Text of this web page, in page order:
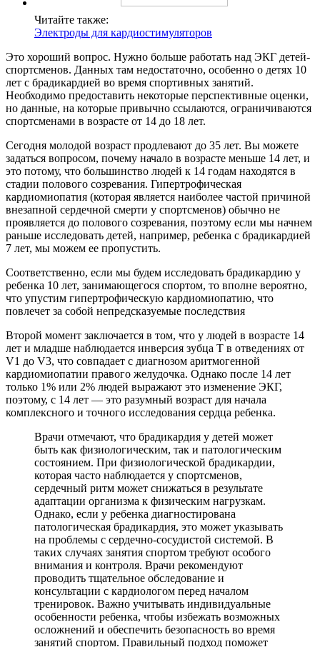
Читайте также:
Электроды для кардиостимуляторов
Это хороший вопрос. Нужно больше работать над ЭКГ детей-
спортсменов. Данных там недостаточно, особенно о детях 10
лет с брадикардией во время спортивных занятий.
Необходимо предоставить некоторые перспективные оценки,
но данные, на которые привычно ссылаются, ограничиваются
спортсменами в возрасте от 14 до 18 лет.
Сегодня молодой возраст продлевают до 35 лет. Вы можете
задаться вопросом, почему начало в возрасте меньше 14 лет, и
это потому, что большинство людей к 14 годам находятся в
стадии полового созревания. Гипертрофическая
кардиомиопатия (которая является наиболее частой причиной
внезапной сердечной смерти у спортсменов) обычно не
проявляется до полового созревания, поэтому если мы начнем
раньше исследовать детей, например, ребенка с брадикардией
7 лет, мы можем ее пропустить.
Соответственно, если мы будем исследовать брадикардию у
ребенка 10 лет, занимающегося спортом, то вполне вероятно,
что упустим гипертрофическую кардиомиопатию, что
повлечет за собой непредсказуемые последствия
Второй момент заключается в том, что у людей в возрасте 14
лет и младше наблюдается инверсия зубца Т в отведениях от
V1 до V3, что совпадает с диагнозом аритмогенной
кардиомиопатии правого желудочка. Однако после 14 лет
только 1% или 2% людей выражают это изменение ЭКГ,
поэтому, с 14 лет — это разумный возраст для начала
комплексного и точного исследования сердца ребенка.
Врачи отмечают, что брадикардия у детей может
быть как физиологическим, так и патологическим
состоянием. При физиологической брадикардии,
которая часто наблюдается у спортсменов,
сердечный ритм может снижаться в результате
адаптации организма к физическим нагрузкам.
Однако, если у ребенка диагностирована
патологическая брадикардия, это может указывать
на проблемы с сердечно-сосудистой системой. В
таких случаях занятия спортом требуют особого
внимания и контроля. Врачи рекомендуют
проводить тщательное обследование и
консультации с кардиологом перед началом
тренировок. Важно учитывать индивидуальные
особенности ребенка, чтобы избежать возможных
осложнений и обеспечить безопасность во время
занятий спортом. Правильный подход поможет